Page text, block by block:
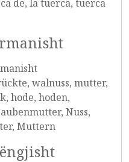
de, la tuerca, tuerca
walnuss, mutter,
hode, hoden,
Nuss,
Muttern